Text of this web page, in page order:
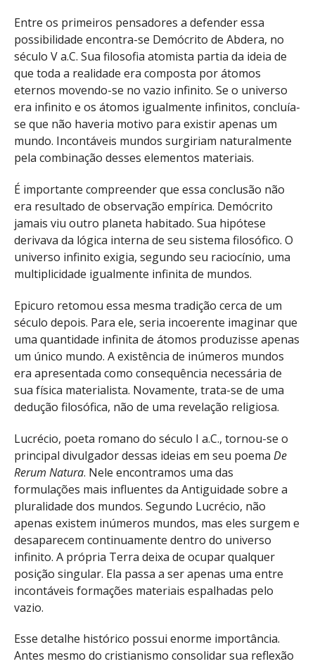
Entre os primeiros pensadores a defender essa
possibilidade encontra-se Demócrito de Abdera, no
século V a.C. Sua filosofia atomista partia da ideia de
que toda a realidade era composta por átomos
eternos movendo-se no vazio infinito. Se o universo
era infinito e os átomos igualmente infinitos, concluía-
se que não haveria motivo para existir apenas um
mundo. Incontáveis mundos surgiriam naturalmente
pela combinação desses elementos materiais.
É importante compreender que essa conclusão não
era resultado de observação empírica. Demócrito
jamais viu outro planeta habitado. Sua hipótese
derivava da lógica interna de seu sistema filosófico. O
universo infinito exigia, segundo seu raciocínio, uma
multiplicidade igualmente infinita de mundos.
Epicuro retomou essa mesma tradição cerca de um
século depois. Para ele, seria incoerente imaginar que
uma quantidade infinita de átomos produzisse apenas
um único mundo. A existência de inúmeros mundos
era apresentada como consequência necessária de
sua física materialista. Novamente, trata-se de uma
dedução filosófica, não de uma revelação religiosa.
Lucrécio, poeta romano do século I a.C., tornou-se o
principal divulgador dessas ideias em seu poema De
Rerum Natura. Nele encontramos uma das
formulações mais influentes da Antiguidade sobre a
pluralidade dos mundos. Segundo Lucrécio, não
apenas existem inúmeros mundos, mas eles surgem e
desaparecem continuamente dentro do universo
infinito. A própria Terra deixa de ocupar qualquer
posição singular. Ela passa a ser apenas uma entre
incontáveis formações materiais espalhadas pelo
vazio.
Esse detalhe histórico possui enorme importância.
Antes mesmo do cristianismo consolidar sua reflexão